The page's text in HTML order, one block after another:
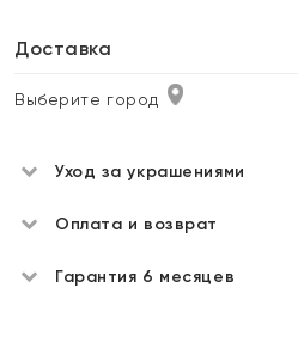
Доставка
Выберите город
Уход за украшениями
Оплата и возврат
Гарантия 6 месяцев